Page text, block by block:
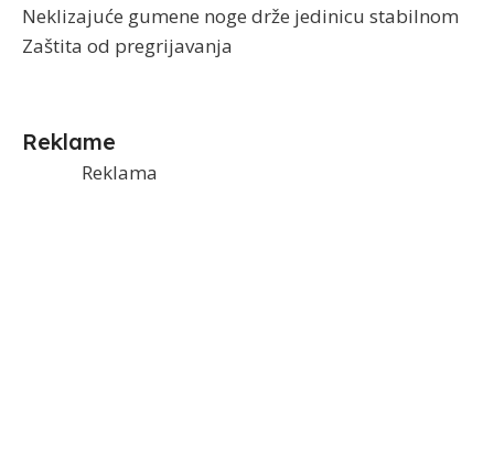
Neklizajuće gumene noge drže jedinicu stabilnom
Zaštita od pregrijavanja
Reklame
Reklama